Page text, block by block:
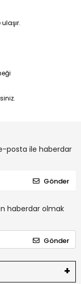
posta ile haberdar
Gönder
haberdar olmak
Gönder